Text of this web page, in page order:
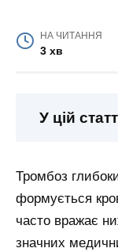
НА ЧИТАННЯ
3 хв
У цій
Тромбоз
формується
часто вражає
значних